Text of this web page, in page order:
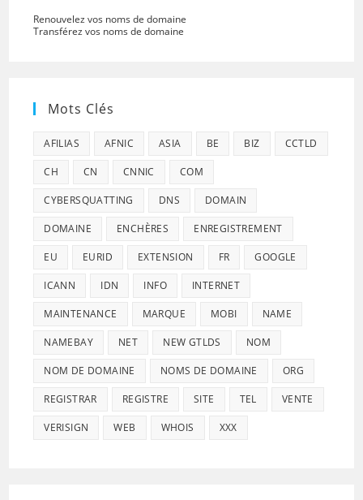
Renouvelez vos noms de domaine
Transférez vos noms de domaine
Mots Clés
AFILIAS AFNIC ASIA BE BIZ CCTLD
CH CN CNNIC COM
CYBERSQUATTING DNS DOMAIN
DOMAINE ENCHÈRES ENREGISTREMENT
EU EURID EXTENSION FR GOOGLE
ICANN IDN INFO INTERNET
MAINTENANCE MARQUE MOBI NAME
NAMEBAY NET NEW GTLDS NOM
NOM DE DOMAINE NOMS DE DOMAINE ORG
REGISTRAR REGISTRE SITE TEL VENTE
VERISIGN WEB WHOIS XXX